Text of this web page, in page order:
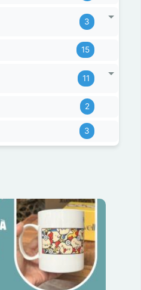
3
15
11
2
3